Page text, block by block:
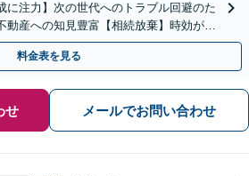
に注力】次の世代へのトラブル回避のた
動産への知見豊富【相続放棄】時効がく
料金表を見る
せ メールでお問い合わせ